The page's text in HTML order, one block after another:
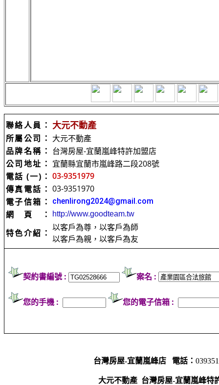
聯絡人員： 大元不動產
所屬公司： 大元不動產
品牌名稱： 台灣房屋-宜蘭嵐峰特許加盟店
公司地址： 宜蘭縣宜蘭市嵐峰路二段208號
電話 (一)： 03-9351979
傳真電話： 03-9351970
電子信箱：
chenlirong2024@gmail.com
網頁： http://www.goodteam.tw
特色介紹：
以客戶為尊，以客戶為師
以客戶為親，以客戶為友
契約書編號 : 案名 :
您的手機 : 您的電子信箱 :
台灣房屋-宜蘭嵐峰店 電話：
大元不動產 台灣房屋-宜蘭嵐峰特